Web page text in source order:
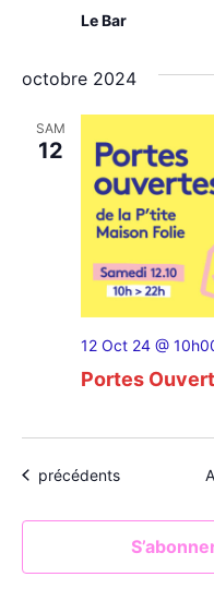
Le Bar
octobre 2024
SAM
12
Portes
12 Oct 24 @
Évènements
précédents